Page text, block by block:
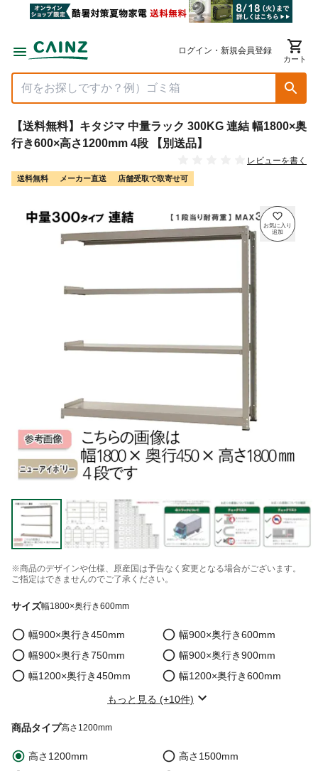
ログイン・新規会員登録
カート
【送料無料】キタジマ 中量ラック 300KG 連結 幅1800×奥
行き600×高さ1200mm 4段 【別送品】
レビューを書く
送料無料 メーカー直送 店舗受取で取寄せ可
※商品のデザインや仕様、原産国は予告なく変更となる場合がございます。
ご指定はできませんのでご了承ください。
サイズ幅1800×奥行き600mm
幅900×奥行き450mm
幅900×奥行き600mm
幅900×奥行き750mm
幅900×奥行き900mm
幅1200×奥行き450mm
幅1200×奥行き600mm
もっと見る (+10件)
商品タイプ高さ1200mm
高さ1200mm
高さ1500mm